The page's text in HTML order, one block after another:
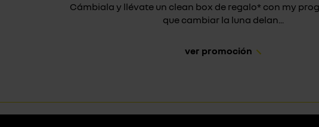
Cámbiala y llévate un clean box de regalo* con my
que cambiar la luna delan...
ver promoción